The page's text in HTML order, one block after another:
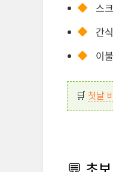
스
간
이
🛒 첫날